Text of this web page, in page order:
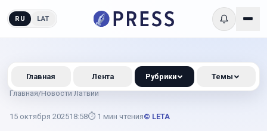
RU LAT
Главная/Новости Латвии
15 октября 202518:58⏱ 1 мин чтения© LETA
Главная Лента Рубрики Темы